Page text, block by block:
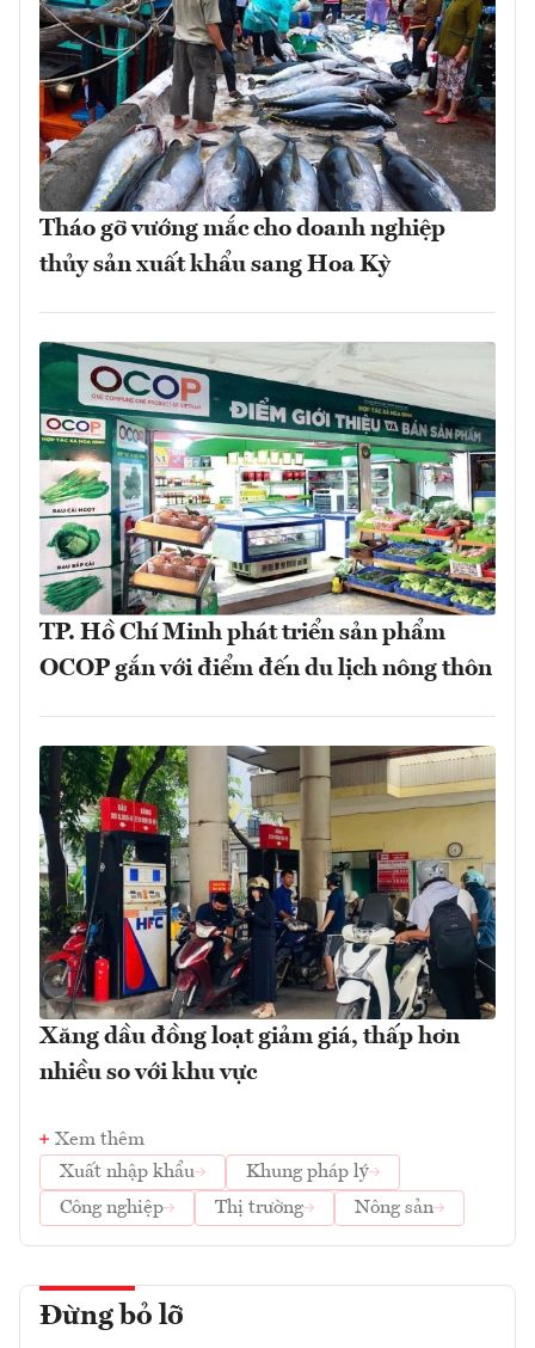
Tháo gỡ vướng mắc cho doanh nghiệp
thủy sản xuất khẩu sang Hoa Kỳ
TP. Hồ Chí Minh phát triển sản phẩm
OCOP gắn với điểm đến du lịch nông thôn
Xăng dầu đồng loạt giảm giá, thấp hơn
nhiều so với khu vực
Xem thêm
Xuất nhập khẩu
Khung pháp lý
Công nghiệp
Thị trường Nông sản
Đừng bỏ lỡ